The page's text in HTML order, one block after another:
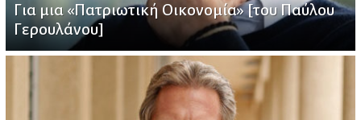
Για μια «Πατριωτική Οικονομία» [του Παύλου
Γερουλάνου]